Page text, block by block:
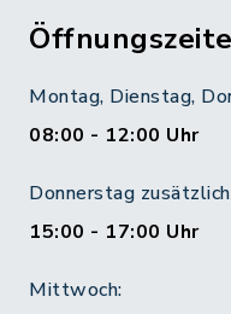
Montag, Dienstag,
08:00 - 12:00 Uhr
Donnerstag
15:00 - 17:00 Uhr
Mittwoch: